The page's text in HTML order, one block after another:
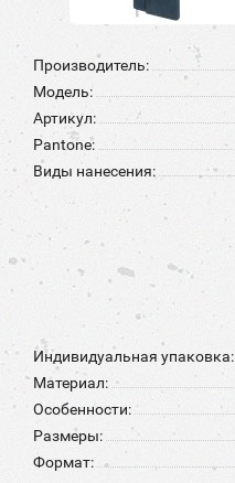
Производитель:
Модель:
Артикул:
Pantone:
Виды нанесения:
Индивидуальная упаковка:
Материал:
Особенности:
Размеры:
Формат: